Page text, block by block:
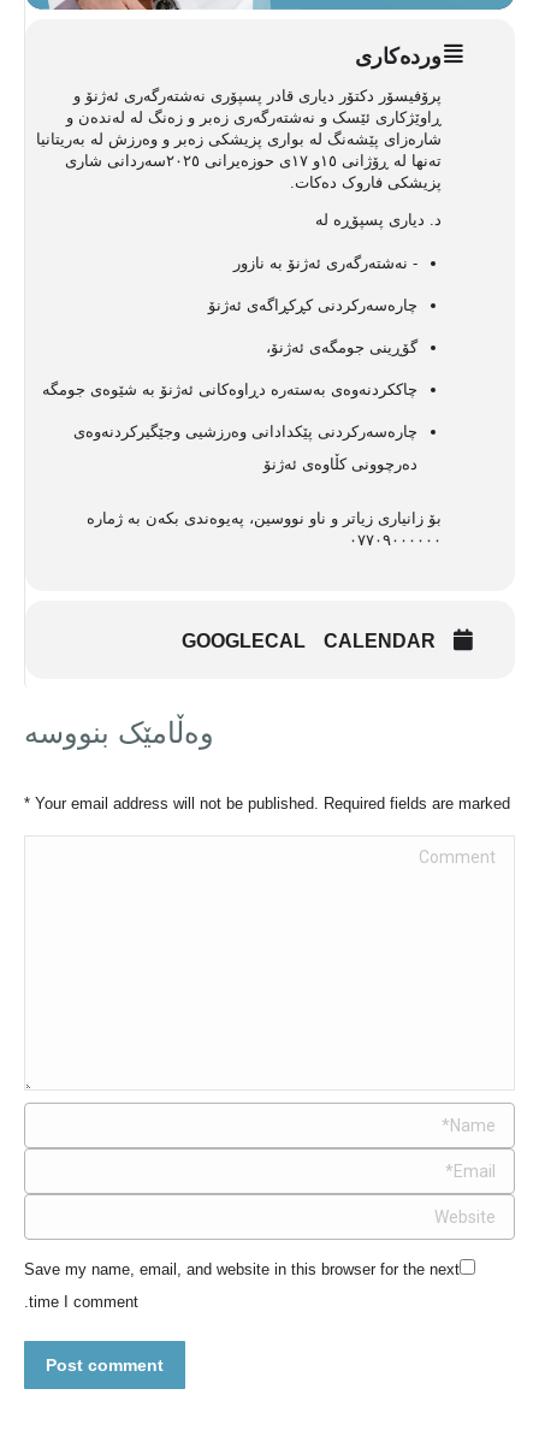
ورده‌کاری
پرۆفیسۆر دکتۆر دیاری قادر پسپۆری نەشتەرگەری ئەژنۆ و
ڕاوێژکاری ئێسک و نەشتەرگەری زەبر و زەنگ لە لەندەن و
شارەزای پێشەنگ لە بواری پزیشکی زەبر و وەرزش لە بەریتانیا
تەنها لە ڕۆژانی ١٥و ١٧ی حوزەیرانی ٢٠٢٥سەردانی شاری
پزیشکی فاروک دەکات.
د. دیاری پسپۆڕە لە
- نەشتەرگەری ئەژنۆ بە نازور
چارەسەرکردنی کڕکڕاگەی ئەژنۆ
گۆڕینی جومگەی ئەژنۆ،
چاککردنەوەی بەستەرە دڕاوەکانی ئەژنۆ بە شێوەی جومگە
چارەسەرکردنی پێکدادانی وەرزشیی وجێگیرکردنەوەی
دەرچوونی کڵاوەی ئەژنۆ
بۆ زانیاری زیاتر و ناو نووسین، پەیوەندی بکەن بە ژمارە
٠٧٧٠٩٠٠٠٠٠٠
CALENDAR
GOOGLECAL
وەڵامێک بنووسە
Your email address will not be published. Required fields are marked
*
Comment
Name *
Email *
Website
Save my name, email, and website in this browser for the next
time I comment.
Post comment